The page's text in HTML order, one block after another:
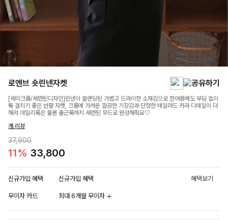
로엔브 숏린넨자켓
[세미크롭/세련된디자인]린넨이 블렌딩된 가볍고 드라이한 소재감으로 한여름에도 부담 없이
툭 걸치기 좋은 반팔 자켓, 크롭에 가까운 깔끔한 기장감과 단정한 테일러드 카라 디테일이 더
해져 데일리룩은 물론 출근룩까지 세련된 무드로 완성해줘요🤍
개 리뷰
37,900
11% 33,800
신규가입 혜택 신규가입 혜택 혜택보기
무이자 카드 최대 6개월 무이자